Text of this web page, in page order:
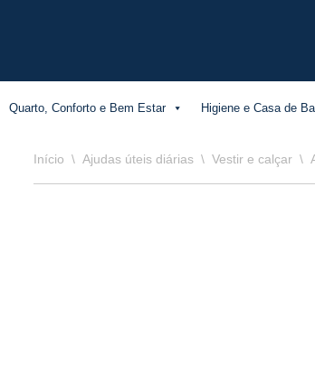
Quarto, Conforto e Bem Estar Higiene e Casa de
Início \ Ajudas úteis diárias \ Vestir e calçar \